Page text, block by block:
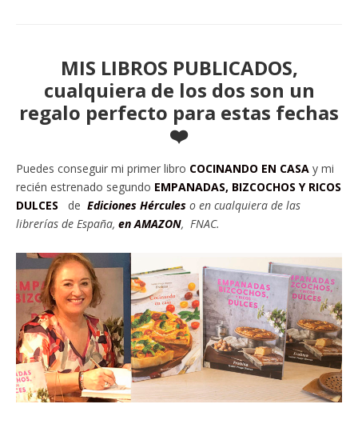
MIS LIBROS PUBLICADOS,
cualquiera de los dos son un
regalo perfecto para estas fechas
❤️
Puedes conseguir mi primer libro COCINANDO EN CASA y mi
recién estrenado segundo EMPANADAS, BIZCOCHOS Y RICOS
DULCES de Ediciones Hércules o en cualquiera de las
librerías de España, en AMAZON, FNAC.